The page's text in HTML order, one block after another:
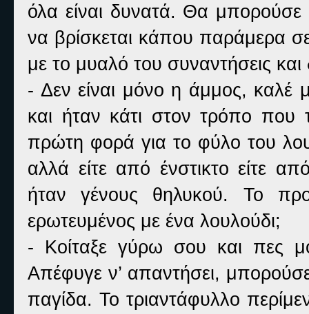
όλα είναι δυνατά. Θα μπορούσε
να βρίσκεται κάπου παράμερα
με το μυαλό του συναντήσεις
- Δεν είναι μόνο η άμμος, καλέ
και ήταν κάτι στον τρόπο που
πρώτη φορά για το φύλο του
αλλά είτε από ένστικτο είτε
ήταν γένους θηλυκού. Το
ερωτευμένος με ένα λουλούδι;
- Κοίταξε γύρω σου και πες
Απέφυγε ν’ απαντήσει,
παγίδα. Το τριαντάφυλλο